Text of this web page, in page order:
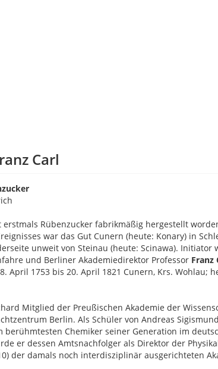
Carl
erstmals Rübenzucker fabrikmäßig hergestellt
war das Gut Cunern (heute: Konary) in
unweit von Steinau (heute: Scinawa). Initiator
und Berliner Akademiedirektor Professor Franz
April 1753 bis 20. April 1821 Cunern, Krs. Wohlau;
Mitglied der Preußischen Akademie der
Berlin. Als Schüler von Andreas
berühmtesten Chemiker seiner Generation im
er dessen Amtsnachfolger als Direktor der
der damals noch interdisziplinär ausgerichteten